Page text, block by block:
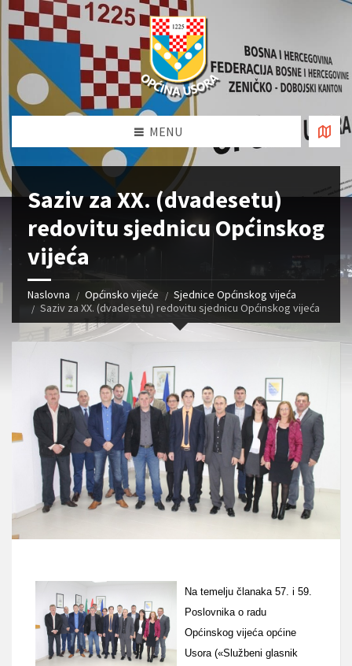
MENU
Saziv za XX. (dvadesetu)
redovitu sjednicu Općinskog
vijeća
Naslovna Općinsko vijeće
Sjednice Općinskog vijeća
Saziv za XX. (dvadesetu) redovitu sjednicu Općinskog vijeća
Na temelju članaka 57. i 59.
Poslovnika o radu
Općinskog vijeća općine
Usora («Službeni glasnik